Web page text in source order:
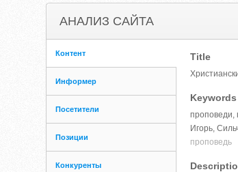
АНАЛИЗ САЙТА
Контент
Информер
Посетители
Позиции
Конкуренты
Title
Keywords
проповеди,
Игорь,
проповедь